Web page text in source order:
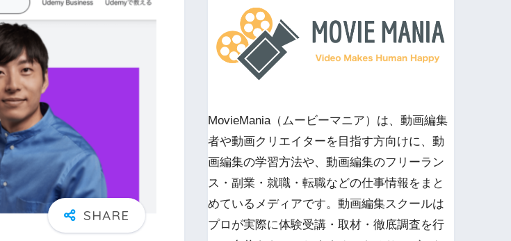
MovieMania（ムービーマニア）は、動画編集
者や動画クリエイターを目指す方向けに、動
画編集の学習方法や、動画編集のフリーラン
ス・副業・就職・転職などの仕事情報をまと
めているメディアです。動画編集スクールは
プロが実際に体験受講・取材・徹底調査を行